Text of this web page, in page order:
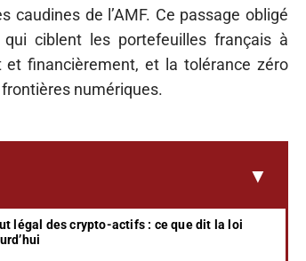
caudines de l’AMF. Ce passage obligé
ciblent les portefeuilles français à
financièrement, et la tolérance zéro
numériques.
légal des crypto-actifs : ce que dit la loi